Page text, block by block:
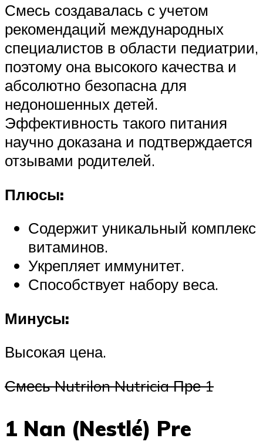
Смесь создавалась с учетом
рекомендаций международных
специалистов в области педиатрии,
поэтому она высокого качества и
абсолютно безопасна для
недоношенных детей.
Эффективность такого питания
научно доказана и подтверждается
отзывами родителей.
Плюсы:
Содержит уникальный комплекс
витаминов.
Укрепляет иммунитет.
Способствует набору веса.
Минусы:
Высокая цена.
Смесь Nutrilon Nutricia Пре 1
1 Nan (Nestlé) Pre